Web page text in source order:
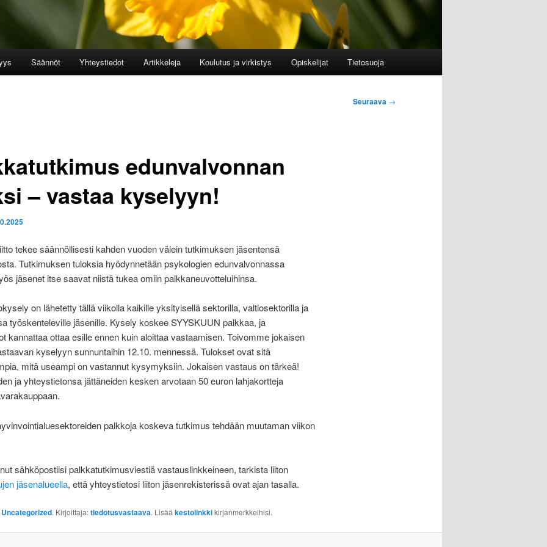
Säännöt Yhteystiedot Artikkeleja Koulutus ja virkistys Opiskelijat Tietosuoja
Seuraava →
edunvalvonnan
– vastaa kyselyyn!
tekee säännöllisesti kahden vuoden välein tutkimuksen jäsentensä
Tutkimuksen tuloksia hyödynnetään psykologien edunvalvonnassa
jäsenet itse saavat niistä tukea omiin palkkaneuvotteluihinsa.
on lähetetty tällä viikolla kaikille yksityisellä sektorilla, valtiosektorilla ja
työskenteleville jäsenille. Kysely koskee SYYSKUUN palkkaa, ja
kannattaa ottaa esille ennen kuin aloittaa vastaamisen. Toivomme jokaisen
kyselyyn sunnuntaihin 12.10. mennessä. Tulokset ovat sitä
mitä useampi on vastannut kysymyksiin. Jokaisen vastaus on tärkeä!
ja yhteystietonsa jättäneiden kesken arvotaan 50 euron lahjakortteja
palkkoja koskeva tutkimus tehdään muutaman viikon
sähköpostiisi palkkatutkimusviestiä vastauslinkkeineen, tarkista liiton
jäsenalueella, että yhteystietosi liiton jäsenrekisterissä ovat ajan tasalla.
Uncategorized. Kirjoittaja:tiedotusvastaava. Lisää kestolinkkikirjanmerkkeihisi.